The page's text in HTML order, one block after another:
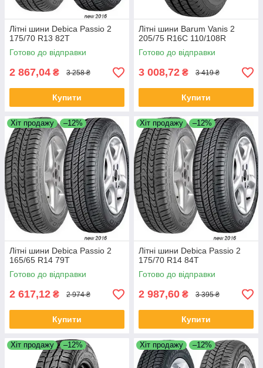
Літні шини Debica Passio 2
175/70 R13 82T
Готово до відправки
2 867,04 ₴ 3 258 ₴
Купити
Літні шини Barum Vanis 2
205/75 R16C 110/108R
Готово до відправки
3 008,72 ₴ 3 419 ₴
Купити
Хіт продажу –12%
Літні шини Debica Passio 2
165/65 R14 79T
Готово до відправки
2 617,12 ₴ 2 974 ₴
Купити
Хіт продажу –12%
Літні шини Debica Passio 2
175/70 R14 84T
Готово до відправки
2 987,60 ₴ 3 395 ₴
Купити
Хіт продажу –12% Хіт продажу –12%